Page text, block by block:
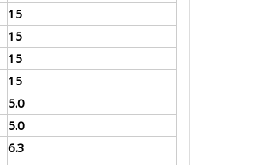
15
15
15
15
5.0
5.0
6.3